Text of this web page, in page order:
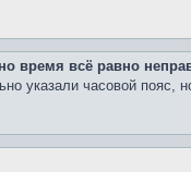
время всё равно
указали часовой пояс,